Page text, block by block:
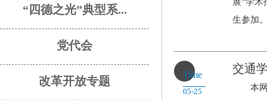
“四德之光”典型系...
党代会
改革开放专题
生参加
Time
05-25
交通
本网